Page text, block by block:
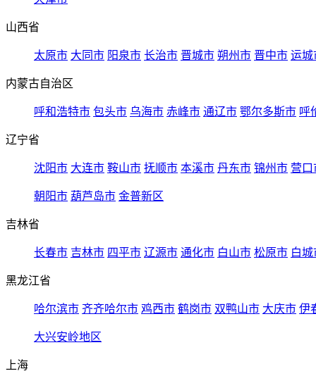
山西省
太原市 大同市 阳泉市 长治市 晋城市 朔州市 晋中市 运城
内蒙古自治区
呼和浩特市 包头市 乌海市 赤峰市 通辽市 鄂尔多斯市 呼
辽宁省
沈阳市 大连市 鞍山市 抚顺市 本溪市 丹东市 锦州市 营口
朝阳市 葫芦岛市 金普新区
吉林省
长春市 吉林市 四平市 辽源市 通化市 白山市 松原市 白城
黑龙江省
哈尔滨市 齐齐哈尔市 鸡西市 鹤岗市 双鸭山市 大庆市 伊
大兴安岭地区
上海